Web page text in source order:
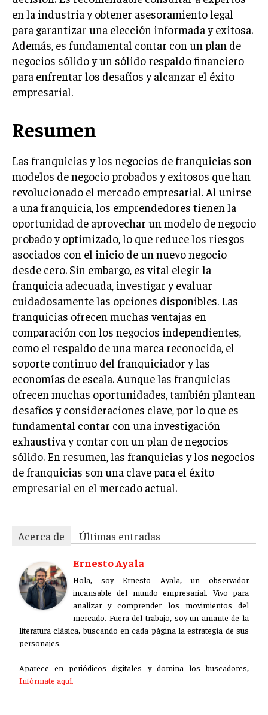
ÉTICA EMPRESARIAL Y RESPONSABILIDAD
SOCIAL
BLOG
Ernesto Ayala
del mundo empresarial. Vivo para analizar y
comprender los movimientos del mercado. Fuera
del trabajo, soy un amante de la literatura clásica,
buscando en cada página la estrategia de sus personajes.
Aparece en periódicos digitales y domina los buscadores,
Infórmate aquí.
en la industria y obtener asesoramiento legal
para garantizar una elección informada y exitosa.
Además, es fundamental contar con un plan de
negocios sólido y un sólido respaldo financiero
para enfrentar los desafíos y alcanzar el éxito
empresarial.
Resumen
Las franquicias y los negocios de franquicias son
modelos de negocio probados y exitosos que han
revolucionado el mercado empresarial. Al unirse
a una franquicia, los emprendedores tienen la
oportunidad de aprovechar un modelo de negocio
probado y optimizado, lo que reduce los riesgos
asociados con el inicio de un nuevo negocio
desde cero. Sin embargo, es vital elegir la
franquicia adecuada, investigar y evaluar
cuidadosamente las opciones disponibles. Las
franquicias ofrecen muchas ventajas en
comparación con los negocios independientes,
como el respaldo de una marca reconocida, el
soporte continuo del franquiciador y las
economías de escala. Aunque las franquicias
ofrecen muchas oportunidades, también plantean
desafíos y consideraciones clave, por lo que es
fundamental contar con una investigación
exhaustiva y contar con un plan de negocios
sólido. En resumen, las franquicias y los negocios
de franquicias son una clave para el éxito
empresarial en el mercado actual.
Acerca de
Últimas entradas
Ernesto Ayala
Hola, soy Ernesto Ayala, un observador
incansable del mundo empresarial. Vivo para
analizar y comprender los movimientos del
mercado. Fuera del trabajo, soy un amante de la
literatura clásica, buscando en cada página la estrategia de sus
personajes.
Aparece en periódicos digitales y domina los buscadores,
Infórmate aquí.